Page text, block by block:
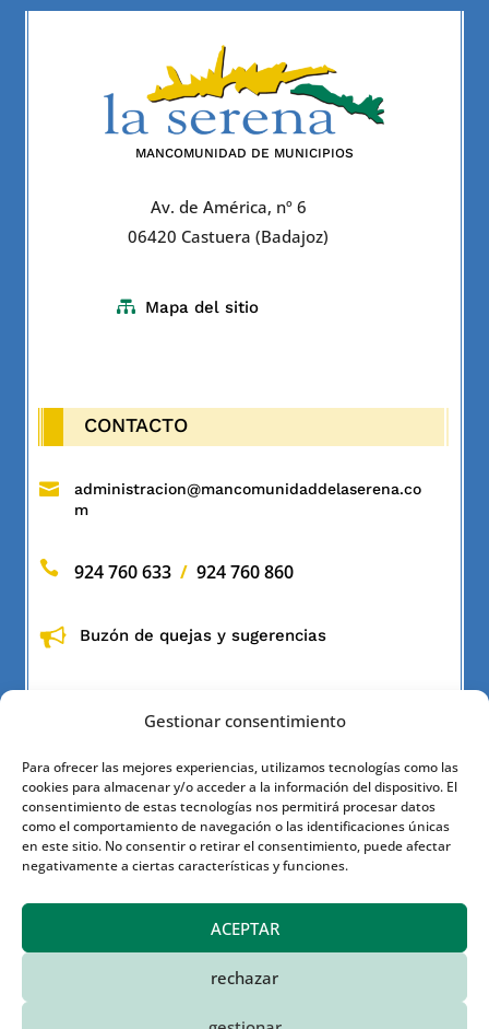
Gestionar consentimiento
Para ofrecer las mejores experiencias, utilizamos tecnologías como las
cookies para almacenar y/o acceder a la información del dispositivo. El
consentimiento de estas tecnologías nos permitirá procesar datos
como el comportamiento de navegación o las identificaciones únicas
en este sitio. No consentir o retirar el consentimiento, puede afectar
negativamente a ciertas características y funciones.
ACEPTAR
rechazar
MANCOMUNIDAD DE MUNICIPIOS
Av. de América, nº 6
06420 Castuera (Badajoz)
 Mapa del sitio
CONTACTO

administracion@mancomunidaddelaserena.co
m
 924 760 633 / 924 760 860
Buzón de quejas y sugerencias
INFORMACIÓN
 Política de privacidad